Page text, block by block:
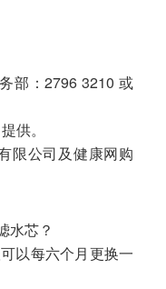
部：2796 3210 或
供。
限公司及健康网购
水芯？
以每六个月更换一